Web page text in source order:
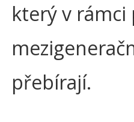
který v rámci
přebírají.